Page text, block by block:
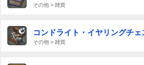
その他 > 雑貨
コンドライト・イヤリングチェ
その他 > 雑貨